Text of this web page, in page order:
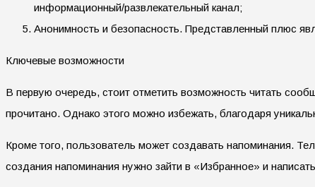
информационный/развлекательный канал;
Анонимность и безопасность. Представленный плюс
Ключевые возможности
В первую очередь, стоит отметить возможность читать
прочитано. Однако этого можно избежать, благодаря
Кроме того, пользователь может создавать напоминания.
создания напоминания нужно зайти в «Избранное» и